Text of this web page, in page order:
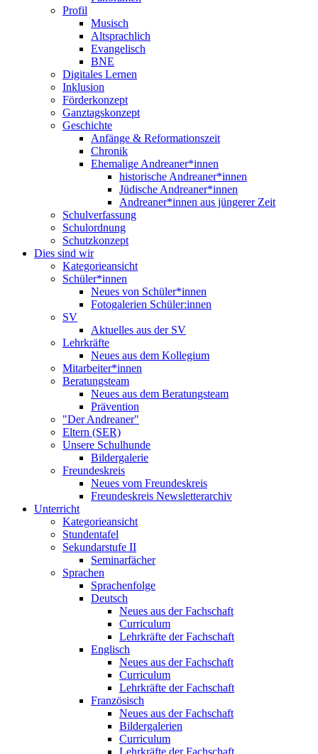
Profil
Musisch
Altsprachlich
Evangelisch
BNE
Digitales Lernen
Inklusion
Förderkonzept
Ganztagskonzept
Geschichte
Anfänge & Reformationszeit
Chronik
Ehemalige Andreaner*innen
historische Andreaner*innen
Jüdische Andreaner*innen
Andreaner*innen aus jüngerer Zeit
Schulverfassung
Schulordnung
Schutzkonzept
Dies sind wir
Kategorieansicht
Schüler*innen
Neues von Schüler*innen
Fotogalerien Schüler:innen
SV
Aktuelles aus der SV
Lehrkräfte
Neues aus dem Kollegium
Mitarbeiter*innen
Beratungsteam
Neues aus dem Beratungsteam
Prävention
"Der Andreaner"
Eltern (SER)
Unsere Schulhunde
Bildergalerie
Freundeskreis
Neues vom Freundeskreis
Freundeskreis Newsletterarchiv
Unterricht
Kategorieansicht
Stundentafel
Sekundarstufe II
Seminarfächer
Sprachen
Sprachenfolge
Deutsch
Neues aus der Fachschaft
Curriculum
Lehrkräfte der Fachschaft
Englisch
Neues aus der Fachschaft
Curriculum
Lehrkräfte der Fachschaft
Französisch
Neues aus der Fachschaft
Bildergalerien
Curriculum